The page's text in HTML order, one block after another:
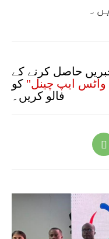
حاصل کرنے کے
ایپ چینل" کو
فالو کریں۔